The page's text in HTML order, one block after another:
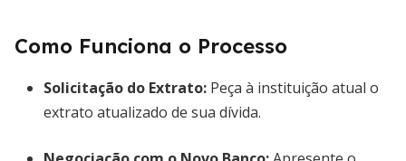
Como Funciona o Processo
Solicitação do Extrato: Peça à instituição atual o
extrato atualizado de sua dívida.